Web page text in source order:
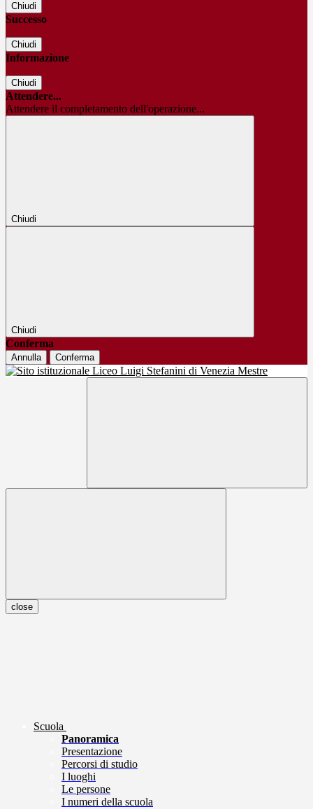
Chiudi
Successo
Chiudi
Informazione
Chiudi
Attendere...
Attendere il completamento dell'operazione...
Chiudi
Chiudi
Conferma
Annulla Conferma
close
Scuola
Panoramica
Presentazione
Percorsi di studio
I luoghi
Le persone
I numeri della scuola